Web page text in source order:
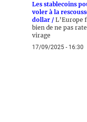
Les stablecoins
voler à la
dollar / L’Europe
bien de ne pas
virage
17/09/2025 - 16:30